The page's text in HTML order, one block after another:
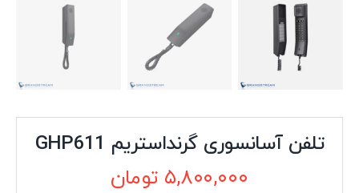
تلفن آسانسوری گرنداستریم GHP611
۵,۸۰۰,۰۰۰ تومان